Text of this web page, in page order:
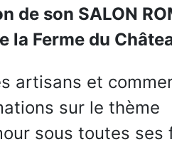
de son SALON
la Ferme du
artisans et
sur le thème
sous toutes ses